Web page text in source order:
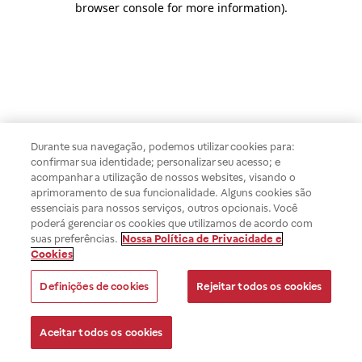
browser console for more information).
Durante sua navegação, podemos utilizar cookies para:
confirmar sua identidade; personalizar seu acesso; e
acompanhar a utilização de nossos websites, visando o
aprimoramento de sua funcionalidade. Alguns cookies são
essenciais para nossos serviços, outros opcionais. Você
poderá gerenciar os cookies que utilizamos de acordo com
suas preferências. Nossa Política de Privacidade e
Cookies
Definições de cookies Rejeitar todos os cookies
Aceitar todos os cookies